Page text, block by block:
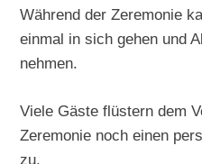
Während der Zeremonie
einmal in sich gehen und
nehmen.
Viele Gäste flüstern dem
Zeremonie noch einen
zu.